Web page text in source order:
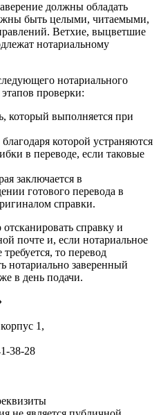
должны обладать
быть целыми, читаемыми,
Ветхие, выцветшие
нотариальному
нотариального
проверки:
который выполняется при
которой устраняются
в переводе, если таковые
заключается в
готового перевода в
справки.
справку и
почте и, если нотариальное
то перевод
нотариально заверенный
в день подачи.
1,
38-28